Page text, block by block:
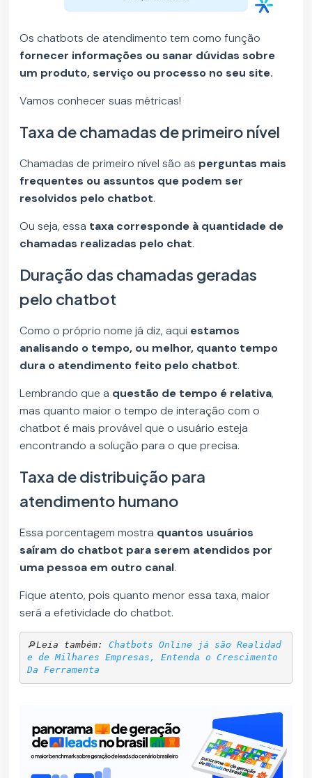
Os chatbots de atendimento tem como função
fornecer informações ou sanar dúvidas sobre
um produto, serviço ou processo no seu site.
Vamos conhecer suas métricas!
Taxa de chamadas de primeiro nível
Chamadas de primeiro nível são as perguntas mais
frequentes ou assuntos que podem ser
resolvidos pelo chatbot.
Ou seja, essa taxa corresponde à quantidade de
chamadas realizadas pelo chat.
Duração das chamadas geradas
pelo chatbot
Como o próprio nome já diz, aqui estamos
analisando o tempo, ou melhor, quanto tempo
dura o atendimento feito pelo chatbot.
Lembrando que a questão de tempo é relativa,
mas quanto maior o tempo de interação com o
chatbot é mais provável que o usuário esteja
encontrando a solução para o que precisa.
Taxa de distribuição para
atendimento humano
Essa porcentagem mostra quantos usuários
saíram do chatbot para serem atendidos por
uma pessoa em outro canal.
Fique atento, pois quanto menor essa taxa, maior
será a efetividade do chatbot.
🔎Leia também: Chatbots Online já são Realidad
e de Milhares Empresas, Entenda o Crescimento
Da Ferramenta